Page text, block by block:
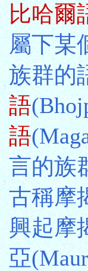
比哈爾
屬下某
族群的
語
語
言的族
古稱摩
興起摩
亞